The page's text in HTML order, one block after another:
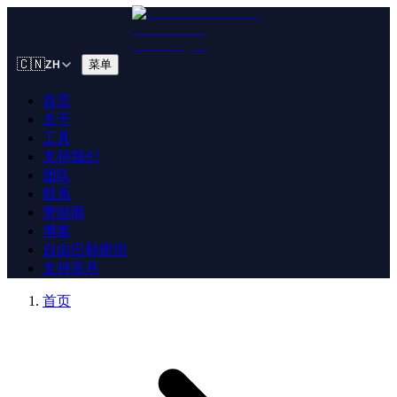
🇨🇳ZH 菜单
首页
关于
工具
支持我们
团队
联系
赞助商
博客
自由巴勒斯坦
支持苏丹
首页